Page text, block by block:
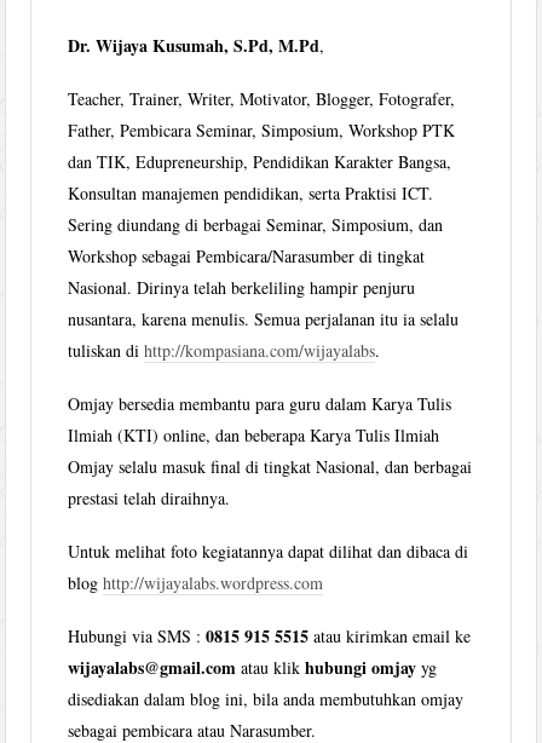
Dr. Wijaya Kusumah, S.Pd, M.Pd,
Teacher, Trainer, Writer, Motivator, Blogger, Fotografer,
Father, Pembicara Seminar, Simposium, Workshop PTK
dan TIK, Edupreneurship, Pendidikan Karakter Bangsa,
Konsultan manajemen pendidikan, serta Praktisi ICT.
Sering diundang di berbagai Seminar, Simposium, dan
Workshop sebagai Pembicara/Narasumber di tingkat
Nasional. Dirinya telah berkeliling hampir penjuru
nusantara, karena menulis. Semua perjalanan itu ia selalu
tuliskan dihttp://kompasiana.com/wijayalabs.
Omjay bersedia membantu para guru dalam Karya Tulis
Ilmiah (KTI) online, dan beberapa Karya Tulis Ilmiah
Omjay selalu masuk final di tingkat Nasional, dan berbagai
prestasi telah diraihnya.
Untuk melihat foto kegiatannya dapat dilihat dan dibaca di
bloghttp://wijayalabs.wordpress.com
Hubungi via SMS :0815 915 5515 atau kirimkan email ke
wijayalabs@gmail.com atau klikhubungi omjay yg
disediakan dalam blog ini, bila anda membutuhkan omjay
sebagai pembicara atau Narasumber.